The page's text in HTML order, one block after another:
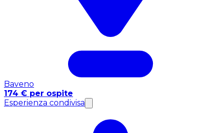
Baveno
174 € per ospite
Esperienza condivisa